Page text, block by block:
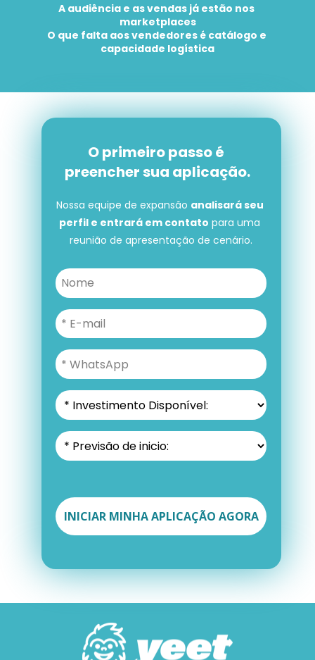
A audiência e as vendas já estão nos
marketplaces
O que falta aos vendedores é catálogo e
capacidade logística
O primeiro passo é
preencher sua aplicação.
O primeiro passo é preencher
sua aplicação.
Nossa equipe de expansão analisará seu
perfil e entrará em contato para uma
reunião de apresentação de cenário.
INICIAR MINHA APLICAÇÃO AGORA